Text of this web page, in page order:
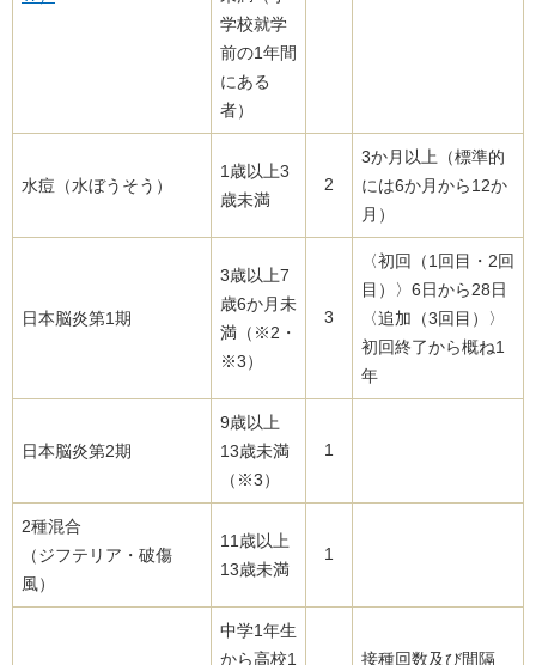
学校就学
前の1年間
にある
者）
水痘（水ぼうそう）
1歳以上3
歳未満
2
3か月以上（標準的
には6か月から12か
月）
日本脳炎第1期
3歳以上7
歳6か月未
満（※2・
※3）
3
〈初回（1回目・2回
目）〉6日から28日
〈追加（3回目）〉
初回終了から概ね1
年
日本脳炎第2期
9歳以上
13歳未満
（※3）
1
2種混合
（ジフテリア・破傷
風）
11歳以上
13歳未満
1
中学1年生
から高校1
接種回数及び間隔